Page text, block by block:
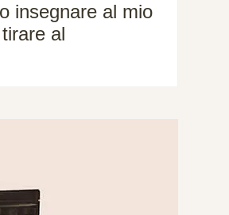
insegnare al mio
al